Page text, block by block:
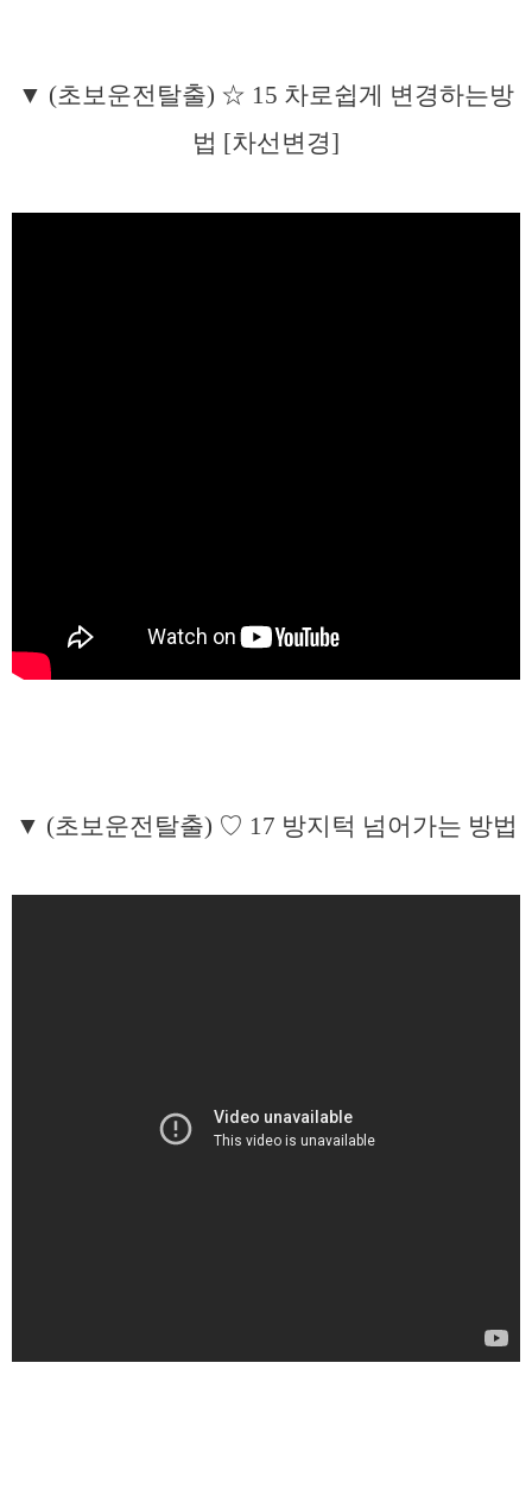
▼ (초보운전탈출) ☆ 15 차로쉽게 변경하는방
법 [차선변경]
▼ (초보운전탈출) ♡ 17 방지턱 넘어가는 방법